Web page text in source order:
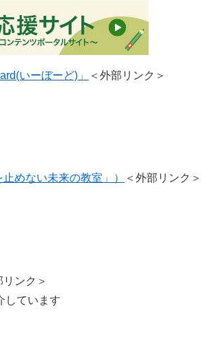
いーぼーど)」 ＜外部リンク＞
めない未来の教室」） ＜外部リンク＞
リンク＞
しています